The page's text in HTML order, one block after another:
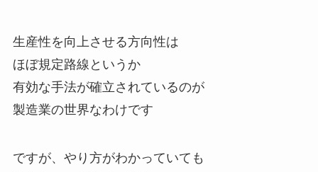
生産性を向上させる方向性は
ほぼ規定路線というか
有効な手法が確立されているのが
製造業の世界なわけです
ですが、やり方がわかっていても